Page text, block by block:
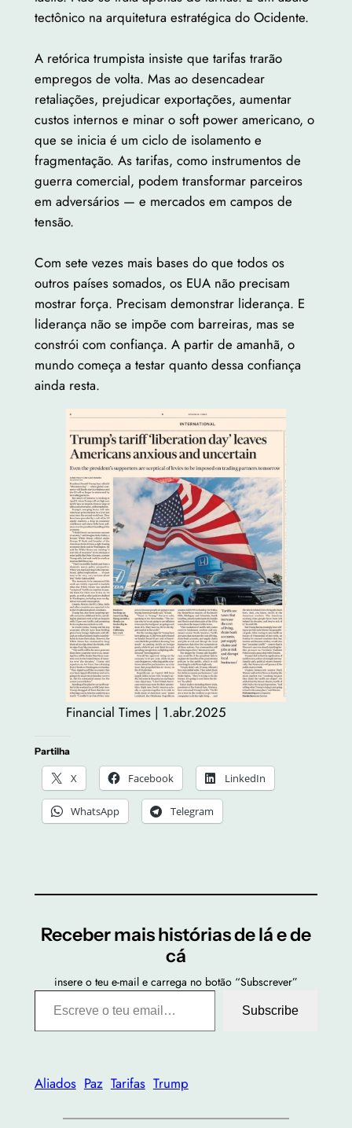
tectônico na arquitetura estratégica do Ocidente.
A retórica trumpista insiste que tarifas trarão
empregos de volta. Mas ao desencadear
retaliações, prejudicar exportações, aumentar
custos internos e minar o soft power americano, o
que se inicia é um ciclo de isolamento e
fragmentação. As tarifas, como instrumentos de
guerra comercial, podem transformar parceiros
em adversários — e mercados em campos de
tensão.
Com sete vezes mais bases do que todos os
outros países somados, os EUA não precisam
mostrar força. Precisam demonstrar liderança. E
liderança não se impõe com barreiras, mas se
constrói com confiança. A partir de amanhã, o
mundo começa a testar quanto dessa confiança
ainda resta.
Financial Times | 1.abr.2025
Partilha
X Facebook LinkedIn
WhatsApp Telegram
Receber mais histórias de lá e de
cá
insere o teu e-mail e carrega no botão “Subscrever”
Escreve o teu email…
Subscribe
Aliados Paz Tarifas Trump